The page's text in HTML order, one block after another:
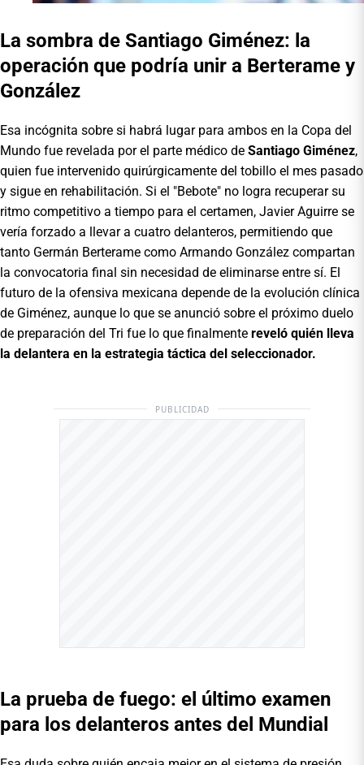
La sombra de Santiago Giménez: la
operación que podría unir a Berterame y
González
Esa incógnita sobre si habrá lugar para ambos en la Copa del
Mundo fue revelada por el parte médico de Santiago Giménez,
quien fue intervenido quirúrgicamente del tobillo el mes pasado
y sigue en rehabilitación. Si el "Bebote" no logra recuperar su
ritmo competitivo a tiempo para el certamen, Javier Aguirre se
vería forzado a llevar a cuatro delanteros, permitiendo que
tanto Germán Berterame como Armando González compartan
la convocatoria final sin necesidad de eliminarse entre sí. El
futuro de la ofensiva mexicana depende de la evolución clínica
de Giménez, aunque lo que se anunció sobre el próximo duelo
de preparación del Tri fue lo que finalmente reveló quién lleva
la delantera en la estrategia táctica del seleccionador.
PUBLICIDAD
La prueba de fuego: el último examen
para los delanteros antes del Mundial